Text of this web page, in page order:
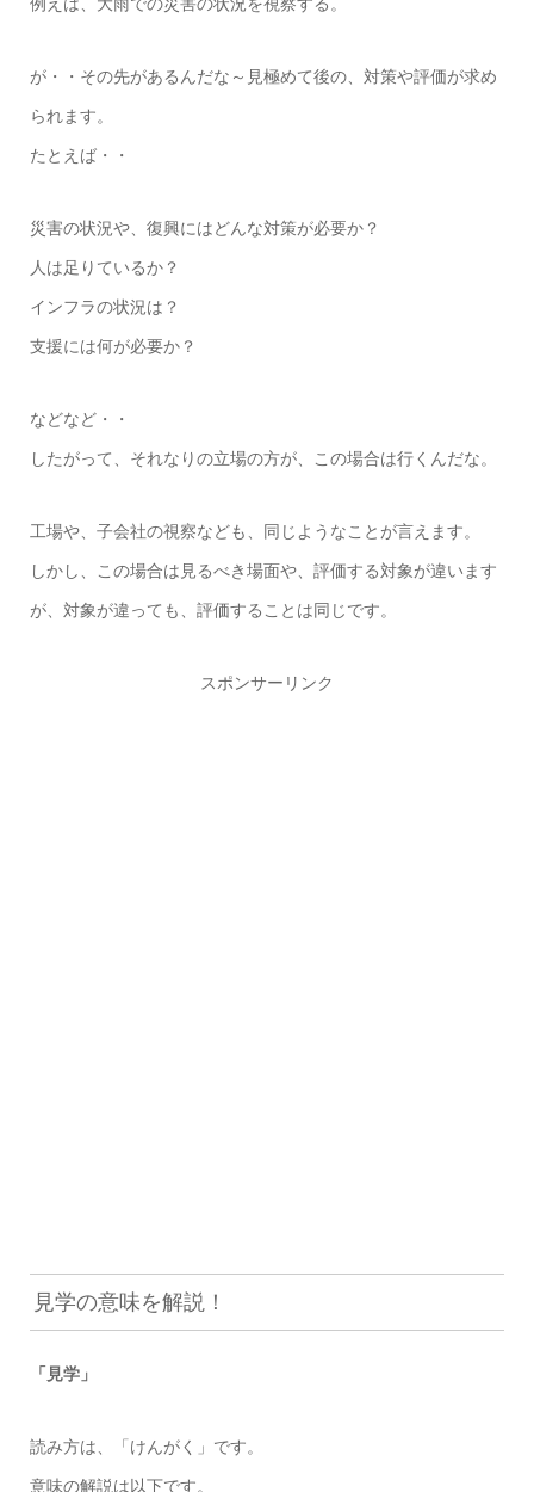
が・・その先があるんだな～見極めて後の、対策や評価が求め
られます。
たとえば・・
災害の状況や、復興にはどんな対策が必要か？
人は足りているか？
インフラの状況は？
支援には何が必要か？
などなど・・
したがって、それなりの立場の方が、この場合は行くんだな。
工場や、子会社の視察なども、同じようなことが言えます。
しかし、この場合は見るべき場面や、評価する対象が違います
が、対象が違っても、評価することは同じです。
スポンサーリンク
見学の意味を解説！
「見学」
読み方は、「けんがく」です。
意味の解説は以下です。